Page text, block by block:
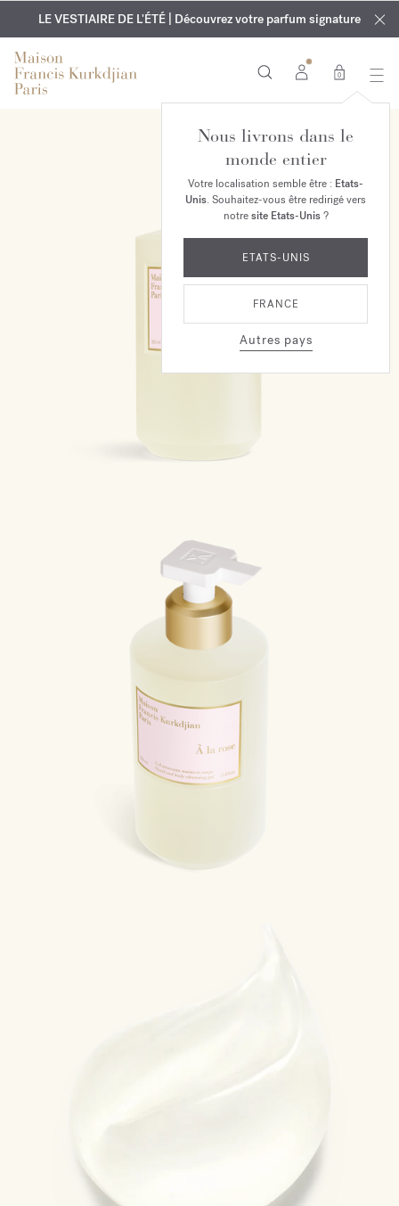
EXCLUSIF | Découvrez le nouveau parfum OUD
velvet mood
dans votre commande*
GRAVURE OFFERTE | Sur tous les parfums et huiles pour le
corps jusqu'au 9 août
LE VESTIAIRE DE L'ÉTÉ | Découvrez votre parfum signature
0
Nous livrons dans le
monde entier
Votre localisation semble être : Etats-
Unis. Souhaitez-vous être redirigé vers
notresite Etats-Unis?
ETATS-UNIS
FRANCE
Autres pays